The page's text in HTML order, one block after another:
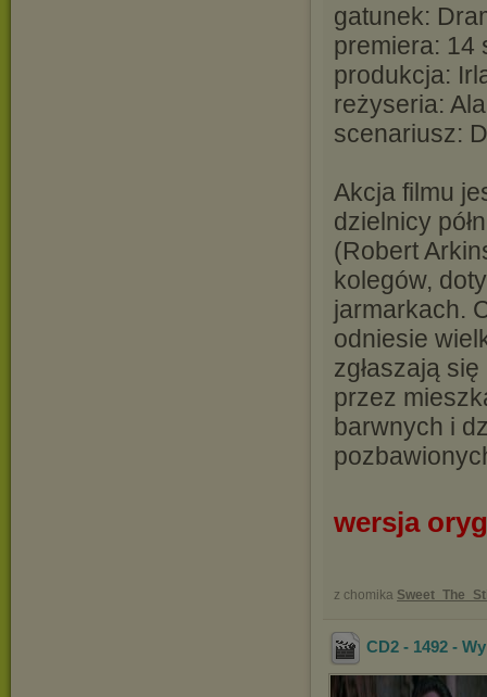
gatunek:
premiera: 14
produkcja:
reżyseria:
scenariusz:
Akcja filmu
dzielnicy
(Robert
kolegów,
jarmarkach.
odniesie
zgłaszają
przez
barwnych i
wersja
z chomika
CD2 - 1492 -